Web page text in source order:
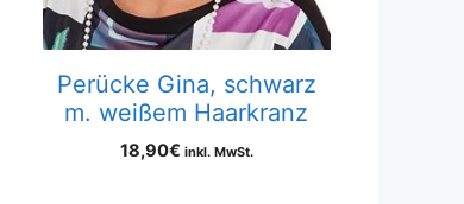
Perücke Gina, schwarz
m. weißem Haarkranz
18,90€ inkl. MwSt.